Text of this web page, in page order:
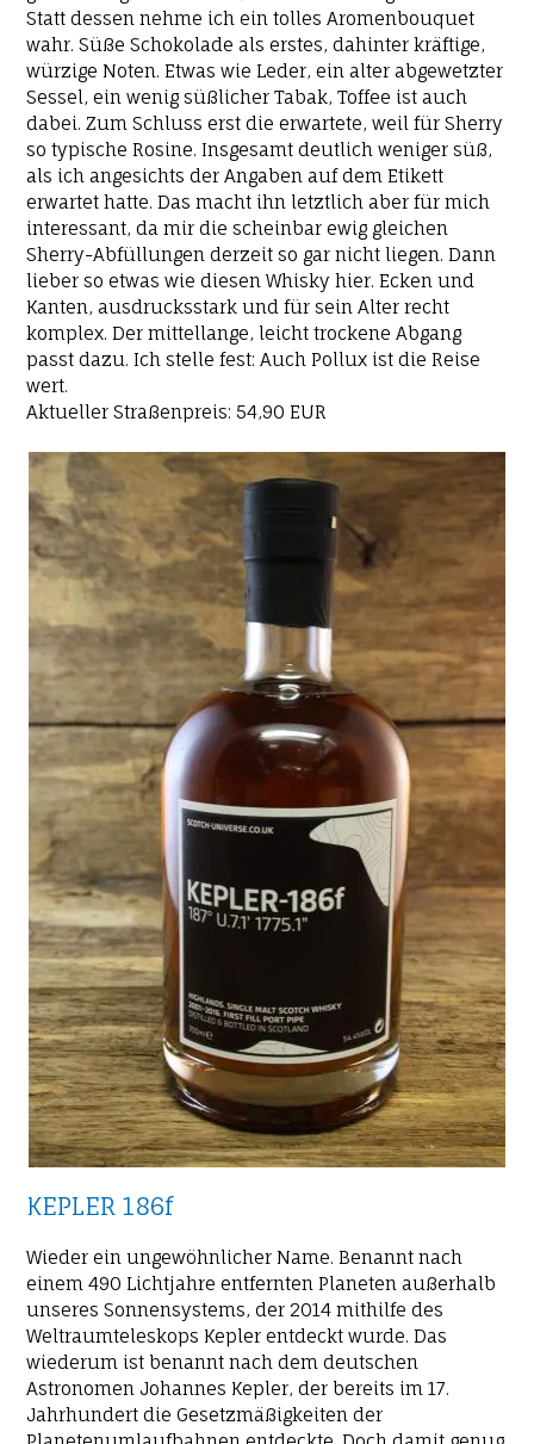
Statt dessen nehme ich ein tolles Aromenbouquet
wahr. Süße Schokolade als erstes, dahinter kräftige,
würzige Noten. Etwas wie Leder, ein alter abgewetzter
Sessel, ein wenig süßlicher Tabak, Toffee ist auch
dabei. Zum Schluss erst die erwartete, weil für Sherry
so typische Rosine. Insgesamt deutlich weniger süß,
als ich angesichts der Angaben auf dem Etikett
erwartet hatte. Das macht ihn letztlich aber für mich
interessant, da mir die scheinbar ewig gleichen
Sherry-Abfüllungen derzeit so gar nicht liegen. Dann
lieber so etwas wie diesen Whisky hier. Ecken und
Kanten, ausdrucksstark und für sein Alter recht
komplex. Der mittellange, leicht trockene Abgang
passt dazu. Ich stelle fest: Auch Pollux ist die Reise
wert.
Aktueller Straßenpreis: 54,90 EUR
KEPLER 186f
Wieder ein ungewöhnlicher Name. Benannt nach
einem 490 Lichtjahre entfernten Planeten außerhalb
unseres Sonnensystems, der 2014 mithilfe des
Weltraumteleskops Kepler entdeckt wurde. Das
wiederum ist benannt nach dem deutschen
Astronomen Johannes Kepler, der bereits im 17.
Jahrhundert die Gesetzmäßigkeiten der